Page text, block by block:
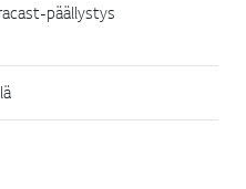
päällystys